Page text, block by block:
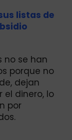
listas de
no se han
porque no
dejan
el dinero, lo
por